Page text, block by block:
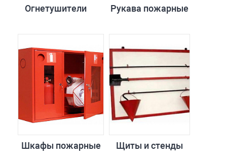
Огнетушители Рукава пожарные
Шкафы пожарные Щиты и стенды